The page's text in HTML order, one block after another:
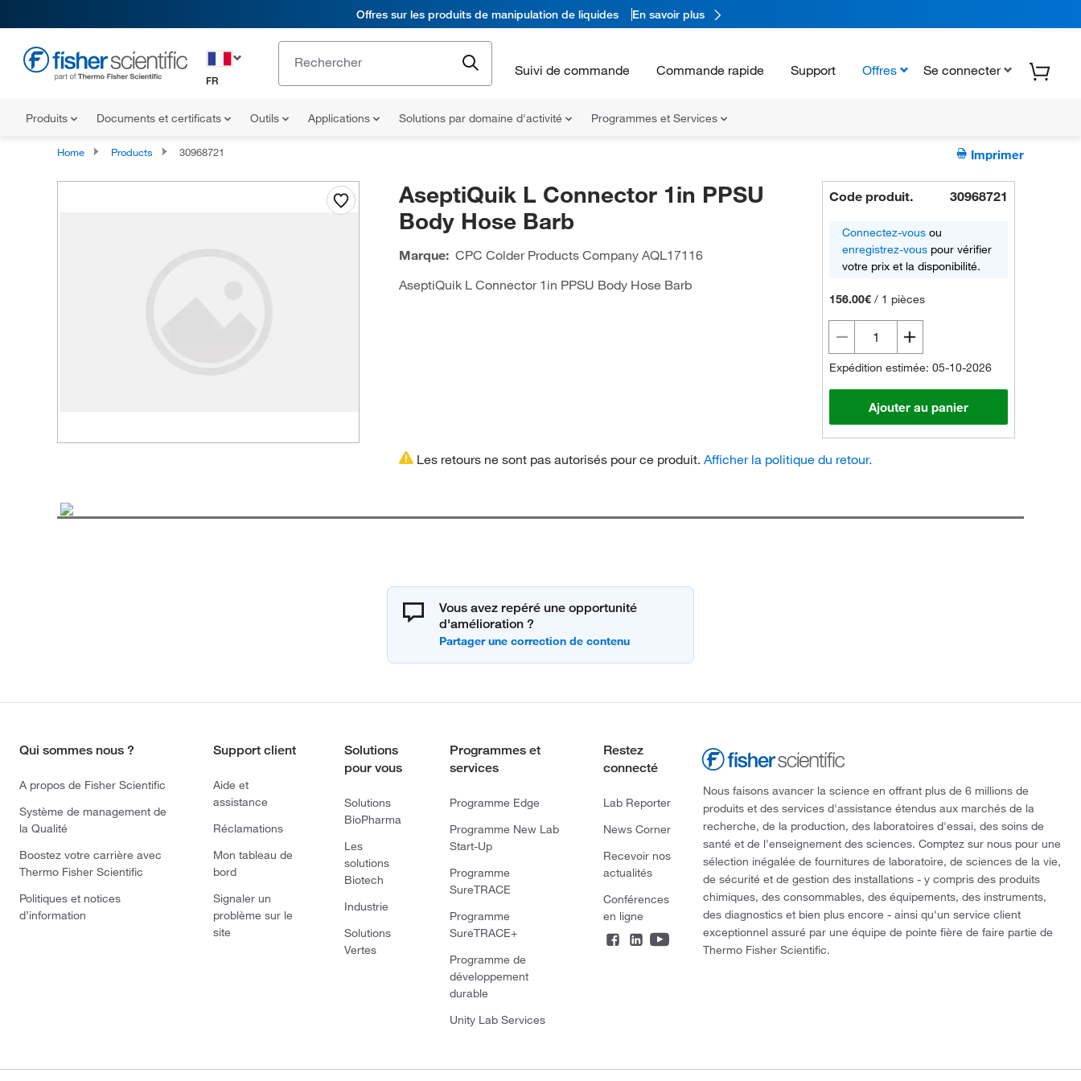
Offres sur les produits de manipulation de liquides En savoir plus
FR
Suivi de commande Commande rapide Support Offres Se connecter
Produits Documents et certificats Outils Applications Solutions par domaine d'activité Programmes et Services
Home Products 30968721 Imprimer
AseptiQuik L Connector 1in PPSU
Body Hose Barb
Marque: CPC Colder Products CompanyAQL17116
AseptiQuik L Connector 1in PPSU Body Hose Barb
Code produit. 30968721
Connectez-vous ou
enregistrez-vous pour vérifier
votre prix et la disponibilité.
156.00€ / 1 pièces
Expédition estimée: 05-10-2026
Ajouter au panier
Les retours ne sont pas autorisés pour ce produit. Afficher la politique du retour.
Vous avez repéré une opportunité
d'amélioration ?
Qui sommes nous ?
A propos de Fisher Scientific
Système de management de
la Qualité
Boostez votre carrière avec
Thermo Fisher Scientific
Politiques et notices
d’information
Support client
Aide et
assistance
Réclamations
Mon tableau de
bord
Signaler un
problème sur le
site
Solutions
pour vous
Solutions
BioPharma
Les
solutions
Biotech
Industrie
Solutions
Vertes
Programmes et
services
Programme Edge
Programme New Lab
Start-Up
Programme
SureTRACE
Programme
SureTRACE+
Programme de
développement
durable
Unity Lab Services
Restez
connecté
Lab Reporter
News Corner
Recevoir nos
actualités
Conférences
en ligne
Nous faisons avancer la science en offrant plus de 6 millions de
produits et des services d'assistance étendus aux marchés de la
recherche, de la production, des laboratoires d'essai, des soins de
santé et de l'enseignement des sciences. Comptez sur nous pour une
sélection inégalée de fournitures de laboratoire, de sciences de la vie,
de sécurité et de gestion des installations - y compris des produits
chimiques, des consommables, des équipements, des instruments,
des diagnostics et bien plus encore - ainsi qu'un service client
exceptionnel assuré par une équipe de pointe fière de faire partie de
Thermo Fisher Scientific.